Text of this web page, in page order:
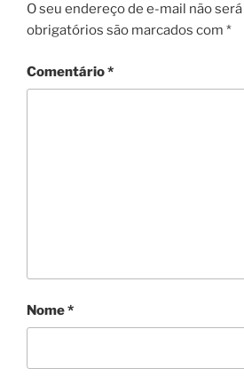
O seu endereço de e-mail não
obrigatórios são marcados com *
Comentário*
Nome*